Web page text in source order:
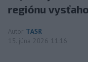
regiónu
Autor TASR
15. júna 2026 11:16